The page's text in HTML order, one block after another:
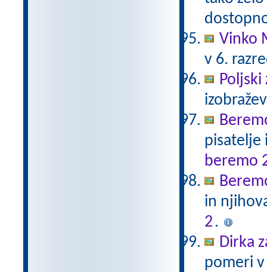
Vinko
v 6.
Poljski
pisatelje
beremo
in
2.
Dirka
pomeri